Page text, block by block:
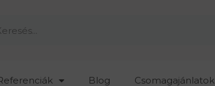
Blog Csomagajánlatok